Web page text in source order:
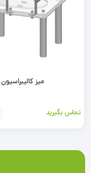
میز کالیبراسیون
تماس بگیرید